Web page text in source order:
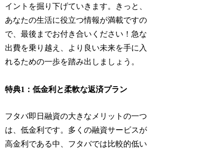
イントを掘り下げていきます。きっと、
あなたの生活に役立つ情報が満載ですの
で、最後までお付き合いください！急な
出費を乗り越え、より良い未来を手に入
れるための一歩を踏み出しましょう。
特典1：低金利と柔軟な返済プラン
フタバ即日融資の大きなメリットの一つ
は、低金利です。多くの融資サービスが
高金利である中、フタバでは比較的低い